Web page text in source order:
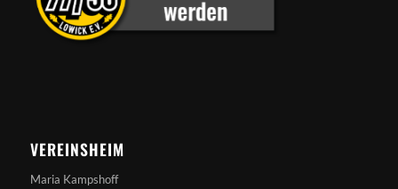
VEREINSHEIM
Maria Kampshoff